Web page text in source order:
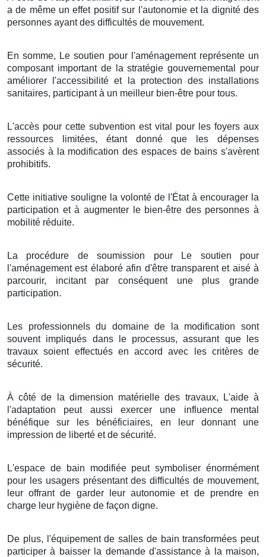
a de même un effet positif sur l'autonomie et la dignité des
personnes ayant des difficultés de mouvement.
En somme, Le soutien pour l'aménagement représente un
composant important de la stratégie gouvernemental pour
améliorer l'accessibilité et la protection des installations
sanitaires, participant à un meilleur bien-être pour tous.
L'accès pour cette subvention est vital pour les foyers aux
ressources limitées, étant donné que les dépenses
associés à la modification des espaces de bains s'avèrent
prohibitifs.
Cette initiative souligne la volonté de l'État à encourager la
participation et à augmenter le bien-être des personnes à
mobilité réduite.
La procédure de soumission pour Le soutien pour
l'aménagement est élaboré afin d'être transparent et aisé à
parcourir, incitant par conséquent une plus grande
participation.
Les professionnels du domaine de la modification sont
souvent impliqués dans le processus, assurant que les
travaux soient effectués en accord avec les critères de
sécurité.
À côté de la dimension matérielle des travaux, L'aide à
l'adaptation peut aussi exercer une influence mental
bénéfique sur les bénéficiaires, en leur donnant une
impression de liberté et de sécurité.
L'espace de bain modifiée peut symboliser énormément
pour les usagers présentant des difficultés de mouvement,
leur offrant de garder leur autonomie et de prendre en
charge leur hygiène de façon digne.
De plus, l'équipement de salles de bain transformées peut
participer à baisser la demande d'assistance à la maison,